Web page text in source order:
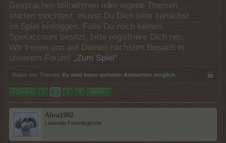
Gesprächen teilnehmen oder eigene Themen
starten möchtest, musst Du Dich bitte zunächst
im Spiel einloggen. Falls Du noch keinen
Spielaccount besitzt, bitte registriere Dich neu.
Wir freuen uns auf Deinen nächsten Besuch in
unserem Forum! „Zum Spiel“
Status des Themas: Es sind keine weiteren Antworten möglich.
< Zurück 1 2 3 4 Weiter >
Alira1982
Lebende Forenlegende